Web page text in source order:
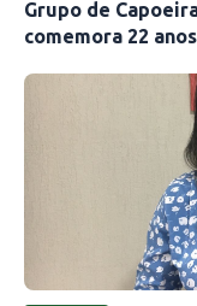
Grupo de
comemora 22